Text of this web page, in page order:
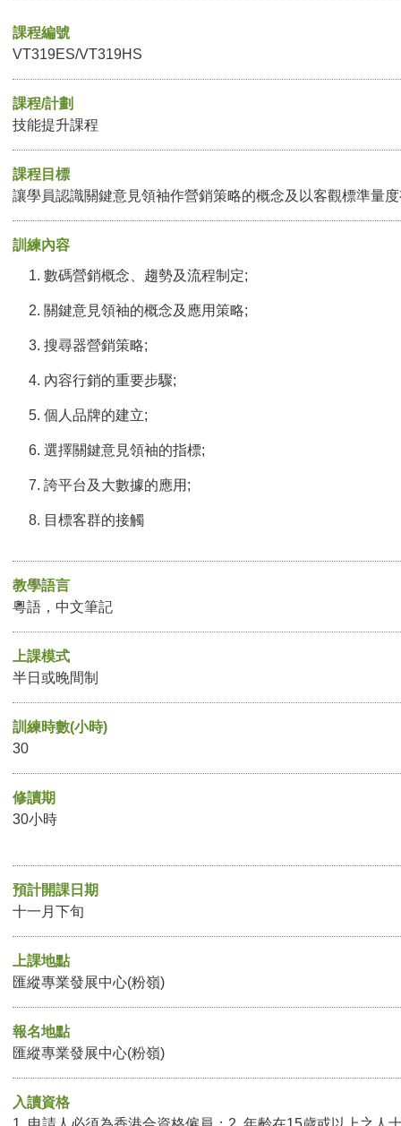
課程編號
VT319ES/VT319HS
課程/計劃
技能提升課程
課程目標
讓學員認識關鍵意見領袖作營銷策略的概念及以客觀標準量
訓練內容
數碼營銷概念、趨勢及流程制定;
關鍵意見領袖的概念及應用策略;
搜尋器營銷策略;
內容行銷的重要步驟;
個人品牌的建立;
選擇關鍵意見領袖的指標;
誇平台及大數據的應用;
目標客群的接觸
教學語言
粵語，中文筆記
上課模式
半日或晚間制
訓練時數(小時)
30
修讀期
30小時
預計開課日期
十一月下旬
上課地點
匯縱專業發展中心(粉嶺)
報名地點
匯縱專業發展中心(粉嶺)
入讀資格